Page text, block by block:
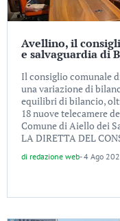
Avellino, il
e salvaguardia di
Il consiglio comunale
una variazione di
equilibri di bilancio,
18 nuove telecamere
Comune di Aiello dei
LA DIRETTA DEL
di redazione web-4 Ago